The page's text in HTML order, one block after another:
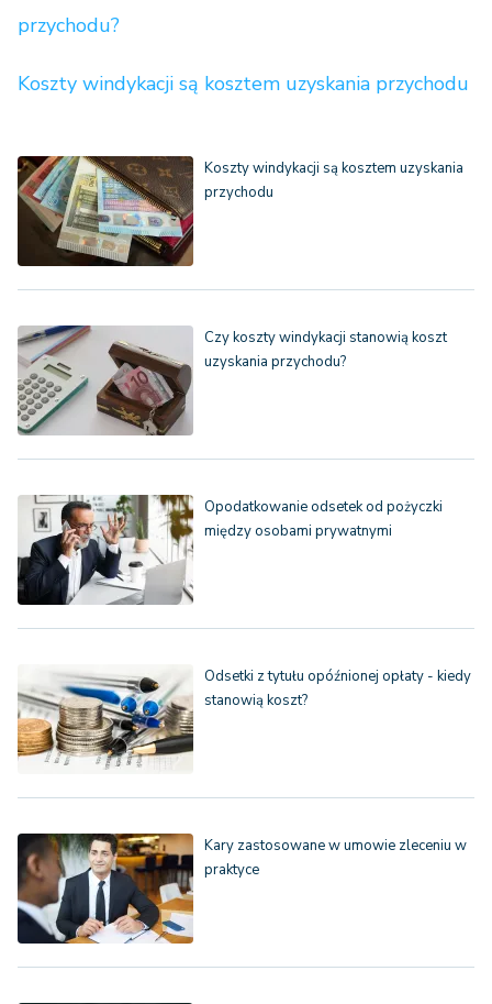
przychodu?
Koszty windykacji są kosztem uzyskania przychodu
Koszty windykacji są kosztem uzyskania
przychodu
Czy koszty windykacji stanowią koszt
uzyskania przychodu?
Opodatkowanie odsetek od pożyczki
między osobami prywatnymi
Odsetki z tytułu opóźnionej opłaty - kiedy
stanowią koszt?
Kary zastosowane w umowie zleceniu w
praktyce